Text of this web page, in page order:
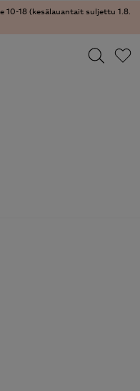
10-18 (kesälauantait suljettu 1.8.